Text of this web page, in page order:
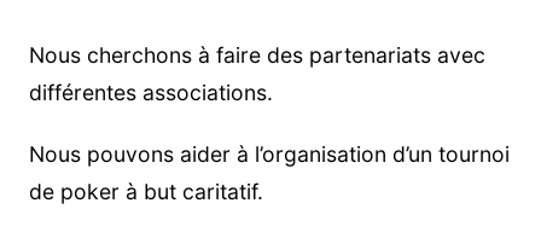
Nous cherchons à faire des partenariats avec
différentes associations.
Nous pouvons aider à l’organisation d’un tournoi
de poker à but caritatif.